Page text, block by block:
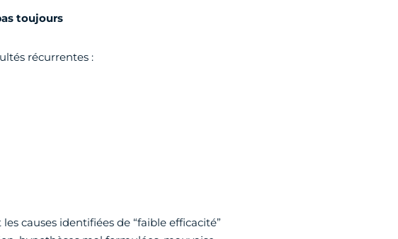
toujours
récurrentes :
causes identifiées de “faible efficacité”